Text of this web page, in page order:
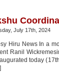
July 17th, 2024
Hiru News In a
Ranil
today